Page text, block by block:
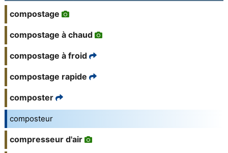
compostage
compostage à chaud
compostage à froid
compostage rapide
composter
composteur
compresseur d'air